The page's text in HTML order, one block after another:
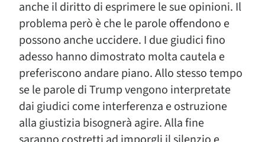
anche il diritto di esprimere le sue opinioni. Il
problema però è che le parole offendono e
possono anche uccidere. I due giudici fino
adesso hanno dimostrato molta cautela e
preferiscono andare piano. Allo stesso tempo
se le parole di Trump vengono interpretate
dai giudici come interferenza e ostruzione
alla giustizia bisognerà agire. Alla fine